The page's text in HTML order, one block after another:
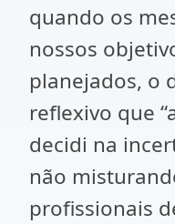
quando os
nossos
planejados, o
reflexivo que
decidi na
não
profissionais